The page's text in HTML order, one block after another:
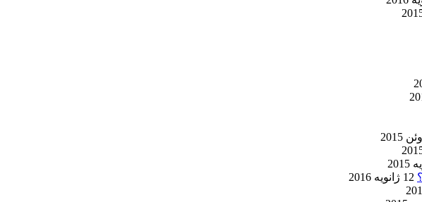
12 ژانویه 2016